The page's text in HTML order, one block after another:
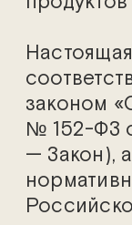
законом
№ 152-ФЗ
— Закон),